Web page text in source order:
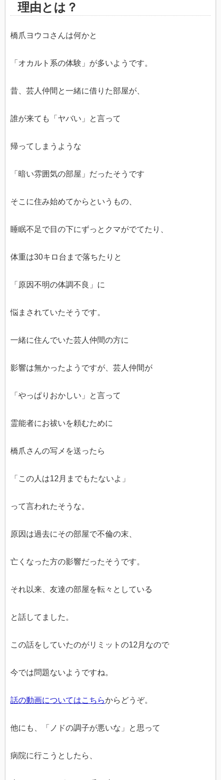
理由とは？
橋爪ヨウコさんは何かと
「オカルト系の体験」が多いようです。
昔、芸人仲間と一緒に借りた部屋が、
誰が来ても「ヤバい」と言って
帰ってしまうような
「暗い雰囲気の部屋」だったそうです
そこに住み始めてからというもの、
睡眠不足で目の下にずっとクマがでてたり、
体重は30キロ台まで落ちたりと
「原因不明の体調不良」に
悩まされていたそうです。
一緒に住んでいた芸人仲間の方に
影響は無かったようですが、芸人仲間が
「やっぱりおかしい」と言って
霊能者にお祓いを頼むために
橋爪さんの写メを送ったら
「この人は12月までもたないよ」
って言われたそうな。
原因は過去にその部屋で不倫の末、
亡くなった方の影響だったそうです。
それ以来、友達の部屋を転々としている
と話してました。
この話をしていたのがリミットの12月なので
今では問題ないようですね。
話の動画についてはこちらからどうぞ。
他にも、「ノドの調子が悪いな」と思って
病院に行こうとしたら、